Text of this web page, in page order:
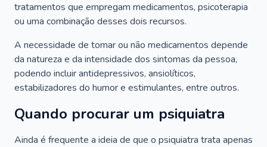
tratamentos que empregam medicamentos, psicoterapia
ou uma combinação desses dois recursos.
A necessidade de tomar ou não medicamentos depende
da natureza e da intensidade dos sintomas da pessoa,
podendo incluir antidepressivos, ansiolíticos,
estabilizadores do humor e estimulantes, entre outros.
Quando procurar um psiquiatra
Ainda é frequente a ideia de que o psiquiatra trata apenas